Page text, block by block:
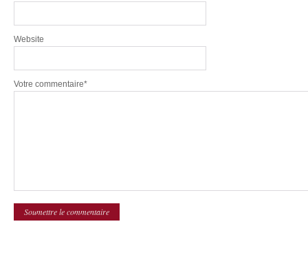
Website
Votre commentaire*